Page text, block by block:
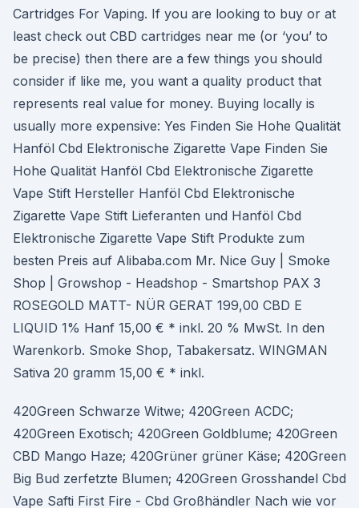
Cartridges For Vaping. If you are looking to buy or at
least check out CBD cartridges near me (or ‘you’ to
be precise) then there are a few things you should
consider if like me, you want a quality product that
represents real value for money. Buying locally is
usually more expensive: Yes Finden Sie Hohe Qualität
Hanföl Cbd Elektronische Zigarette Vape Finden Sie
Hohe Qualität Hanföl Cbd Elektronische Zigarette
Vape Stift Hersteller Hanföl Cbd Elektronische
Zigarette Vape Stift Lieferanten und Hanföl Cbd
Elektronische Zigarette Vape Stift Produkte zum
besten Preis auf Alibaba.com Mr. Nice Guy | Smoke
Shop | Growshop - Headshop - Smartshop PAX 3
ROSEGOLD MATT- NÜR GERAT 199,00 CBD E
LIQUID 1% Hanf 15,00 € * inkl. 20 % MwSt. In den
Warenkorb. Smoke Shop, Tabakersatz. WINGMAN
Sativa 20 gramm 15,00 € * inkl.
420Green Schwarze Witwe; 420Green ACDC;
420Green Exotisch; 420Green Goldblume; 420Green
CBD Mango Haze; 420Grüner grüner Käse; 420Green
Big Bud zerfetzte Blumen; 420Green Grosshandel Cbd
Vape Safti First Fire - Cbd Großhändler Nach wie vor